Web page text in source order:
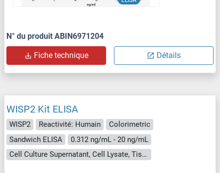
N° du produit ABIN6971204
Fiche technique Détails
WISP2 Kit ELISA
WISP2 Reactivité: Humain
Colorimetric
Sandwich ELISA
0.312 ng/mL - 20 ng/mL
Cell Culture Supernatant, Cell Lysate, Tissue Homogenate